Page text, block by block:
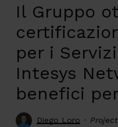
Il Gruppo
per i
Intesys
benefici
Diego Loro